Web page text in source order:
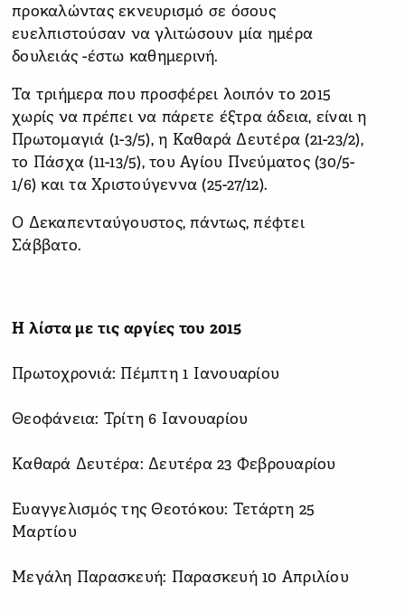
προκαλώντας εκνευρισμό σε όσους
ευελπιστούσαν να γλιτώσουν μία ημέρα
δουλειάς -έστω καθημερινή.
Τα τριήμερα που προσφέρει λοιπόν το 2015
χωρίς να πρέπει να πάρετε έξτρα άδεια, είναι η
Πρωτομαγιά (1-3/5), η Καθαρά Δευτέρα (21-23/2),
το Πάσχα (11-13/5), του Αγίου Πνεύματος (30/5-
1/6) και τα Χριστούγεννα (25-27/12).
Ο Δεκαπενταύγουστος, πάντως, πέφτει
Σάββατο.
Η λίστα με τις αργίες του 2015
Πρωτοχρονιά: Πέμπτη 1 Ιανουαρίου
Θεοφάνεια: Τρίτη 6 Ιανουαρίου
Καθαρά Δευτέρα: Δευτέρα 23 Φεβρουαρίου
Ευαγγελισμός της Θεοτόκου: Τετάρτη 25
Μαρτίου
Μεγάλη Παρασκευή: Παρασκευή 10 Απριλίου